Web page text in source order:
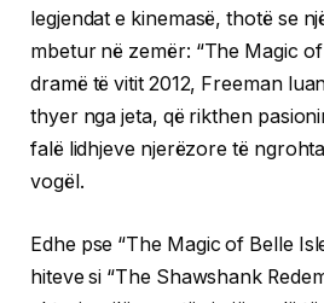
legjendat e kinemasë, thotë se
mbetur në zemër: “The Magic
dramë të vitit 2012, Freeman
thyer nga jeta, që rikthen
falë lidhjeve njerëzore të
vogël.
Edhe pse “The Magic of Belle
hiteve si “The Shawshank